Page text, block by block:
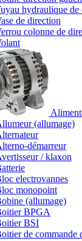
hydraulique de
de direction
colonne de
(allumage)
démarreur
/ klaxon
electrovannes
monopoint
(allumage)
BPGA
BSI
de commande